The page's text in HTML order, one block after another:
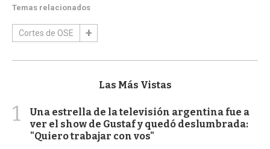
Temas relacionados
Cortes de OSE
Las Más Vistas
1
Una estrella de la televisión argentina fue a
ver el show de Gustaf y quedó deslumbrada:
"Quiero trabajar con vos"